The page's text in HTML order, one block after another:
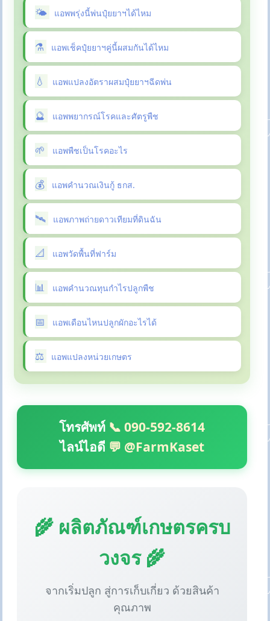
แอพพรุ่งนี้พ่นปุ๋ยยาฯได้ไหม
แอพเช็คปุ๋ยยาฯคู่นี้ผสมกันได้ไหม
แอพแปลงอัตราผสมปุ๋ยยาฯฉีดพ่น
แอพพยากรณ์โรคและศัตรูพืช
แอพพืชเป็นโรคอะไร
แอพคำนวณเงินกู้ ธกส.
แอพภาพถ่ายดาวเทียมที่ดินฉัน
แอพวัดพื้นที่ฟาร์ม
แอพคำนวณทุนกำไรปลูกพืช
แอพเดือนไหนปลูกผักอะไรได้
แอพแปลงหน่วยเกษตร
โทรศัพท์ 📞 090-592-8614
ไลน์ไอดี 💬 @FarmKaset
🌾 ผลิตภัณฑ์เกษตรครบ
วงจร 🌾
จากเริ่มปลูก สู่การเก็บเกี่ยว ด้วยสินค้า
คุณภาพ